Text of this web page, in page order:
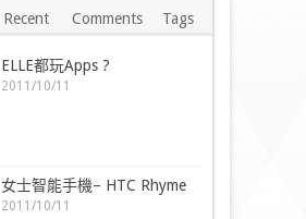
Recent Comments Tags
ELLE都玩Apps ?
2011/10/11
女士智能手機– HTC Rhyme
2011/10/11